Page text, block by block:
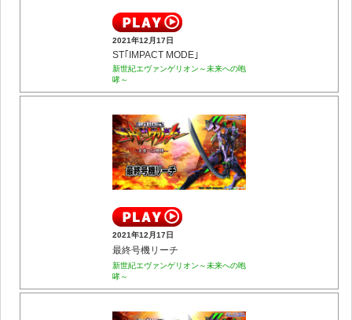
2021年12月17日
ST｢IMPACT MODE｣
新世紀エヴァンゲリオン～未来への咆
哮～
2021年12月17日
最終号機リーチ
新世紀エヴァンゲリオン～未来への咆
哮～